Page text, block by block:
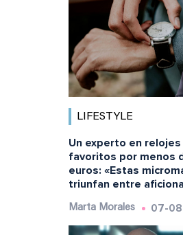
LIFESTYLE
Un experto en
favoritos por menos
euros: «Estas
triunfan entre
Marta Morales 07-